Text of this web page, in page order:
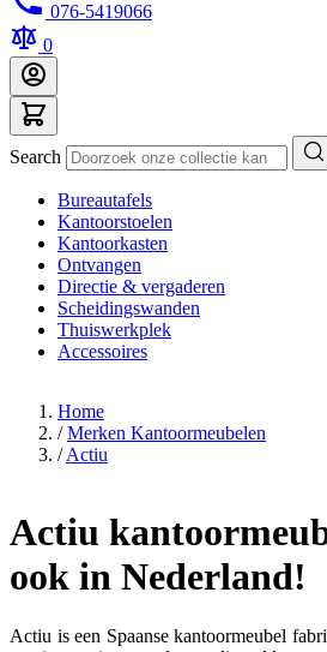
076-5419066
0
Search
Bureautafels
Kantoorstoelen
Kantoorkasten
Ontvangen
Directie & vergaderen
Scheidingswanden
Thuiswerkplek
Accessoires
Home
/ Merken Kantoormeubelen
/ Actiu
Actiu
ook in Nederland!
Actiu is een Spaanse kantoormeubel